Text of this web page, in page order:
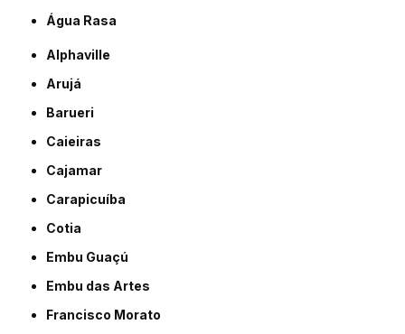
Água Rasa
Alphaville
Arujá
Barueri
Caieiras
Cajamar
Carapicuíba
Cotia
Embu Guaçú
Embu das Artes
Francisco Morato